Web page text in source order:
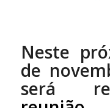
Neste
de
será